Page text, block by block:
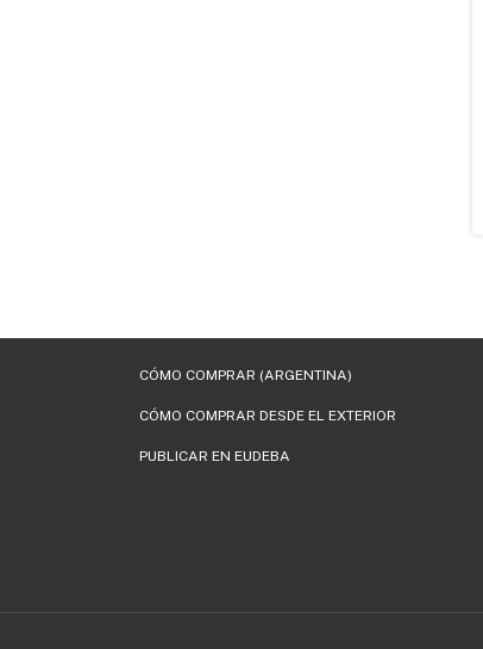
CÓMO COMPRAR (ARGENTINA)
CÓMO COMPRAR DESDE EL EXTERIOR
PUBLICAR EN EUDEBA